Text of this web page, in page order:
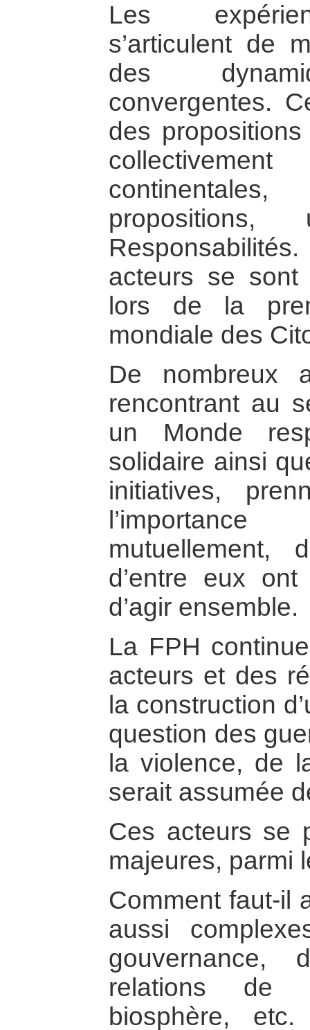
Les
s’articulent de
des
convergentes.
des
acteurs se sont
lors de la
mondiale des
De nombreux
rencontrant au
un Monde
solidaire ainsi
initiatives,
mutuellement,
d’entre eux
d’agir ensemble.
La FPH
acteurs et des
la construction
question des
la violence, de
serait assumée
Ces acteurs se
majeures, parmi
Comment faut-il
aussi
gouvernance,
relations de
biosphère,